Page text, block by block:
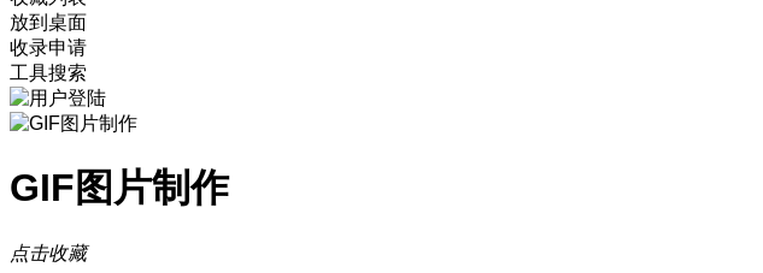
放到桌面
收录申请
工具搜索
GIF图片制作
点击收藏